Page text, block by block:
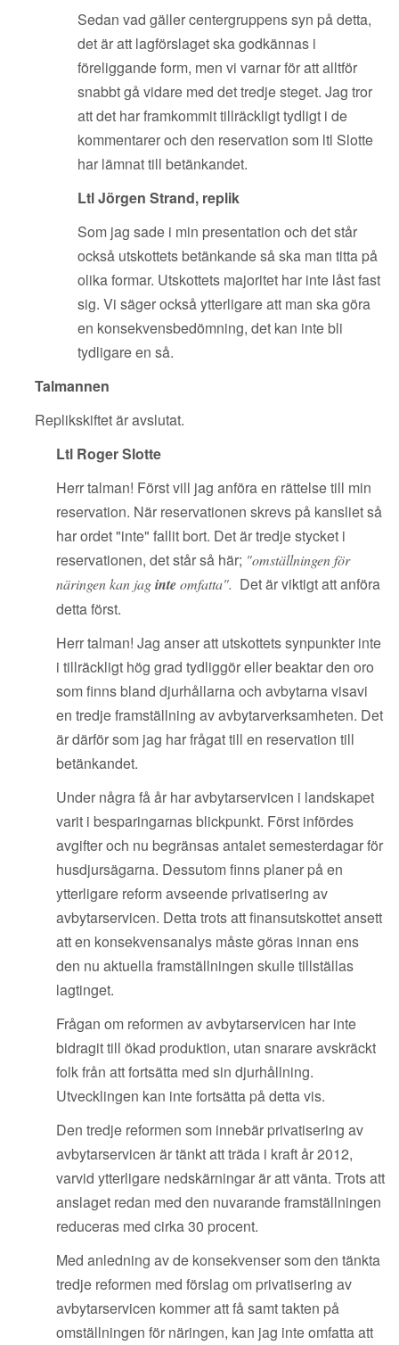
Sedan vad gäller centergruppens syn på detta,
det är att lagförslaget ska godkännas i
föreliggande form, men vi varnar för att alltför
snabbt gå vidare med det tredje steget. Jag tror
att det har framkommit tillräckligt tydligt i de
kommentarer och den reservation som ltl Slotte
har lämnat till betänkandet.
Ltl Jörgen Strand, replik
Som jag sade i min presentation och det står
också utskottets betänkande så ska man titta på
olika formar. Utskottets majoritet har inte låst fast
sig. Vi säger också ytterligare att man ska göra
en konsekvensbedömning, det kan inte bli
tydligare en så.
Talmannen
Replikskiftet är avslutat.
Ltl Roger Slotte
Herr talman! Först vill jag anföra en rättelse till min
reservation. När reservationen skrevs på kansliet så
har ordet "inte" fallit bort. Det är tredje stycket i
reservationen, det står så här; "omställningen för
näringen kan jaginteomfatta". Det är viktigt att anföra
detta först.
Herr talman! Jag anser att utskottets synpunkter inte
i tillräckligt hög grad tydliggör eller beaktar den oro
som finns bland djurhållarna och avbytarna visavi
en tredje framställning av avbytarverksamheten. Det
är därför som jag har frågat till en reservation till
betänkandet.
Under några få år har avbytarservicen i landskapet
varit i besparingarnas blickpunkt. Först infördes
avgifter och nu begränsas antalet semesterdagar för
husdjursägarna. Dessutom finns planer på en
ytterligare reform avseende privatisering av
avbytarservicen. Detta trots att finansutskottet ansett
att en konsekvensanalys måste göras innan ens
den nu aktuella framställningen skulle tillställas
lagtinget.
Frågan om reformen av avbytarservicen har inte
bidragit till ökad produktion, utan snarare avskräckt
folk från att fortsätta med sin djurhållning.
Utvecklingen kan inte fortsätta på detta vis.
Den tredje reformen som innebär privatisering av
avbytarservicen är tänkt att träda i kraft år 2012,
varvid ytterligare nedskärningar är att vänta. Trots att
anslaget redan med den nuvarande framställningen
reduceras med cirka 30 procent.
Med anledning av de konsekvenser som den tänkta
tredje reformen med förslag om privatisering av
avbytarservicen kommer att få samt takten på
omställningen för näringen, kan jag inteomfatta att